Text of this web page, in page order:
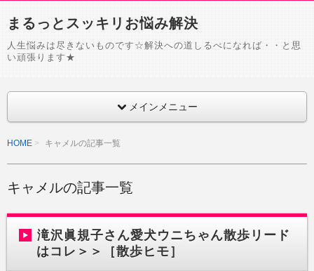
まるっとスッキリお悩み解決
人生悩みは尽きないものです☆解決への道しるべになれば・・と思
い頑張ります★
メインメニュー
HOME キャメルの記事一覧
キャメルの記事一覧
滝沢眞規子さん愛犬ウニちゃん散歩リード
はコレ＞＞［散歩ヒモ］